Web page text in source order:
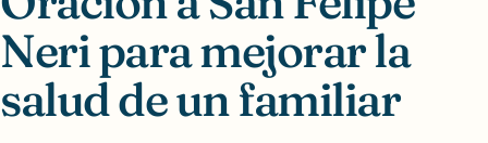
Neri para mejorar la
salud de un familiar